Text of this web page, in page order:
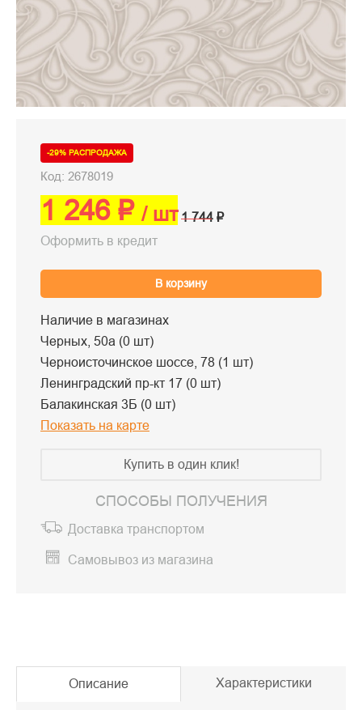
-29% РАСПРОДАЖА
Код: 2678019
1 246 ₽ / шт 1 744 ₽
Оформить в кредит
В корзину
Наличие в магазинах
Черных, 50а (0 шт)
Черноисточинское шоссе, 78 (1 шт)
Ленинградский пр-кт 17 (0 шт)
Балакинская 3Б (0 шт)
Показать на карте
Купить в один клик!
СПОСОБЫ ПОЛУЧЕНИЯ
Доставка транспортом
Самовывоз из магазина
Описание Характеристики